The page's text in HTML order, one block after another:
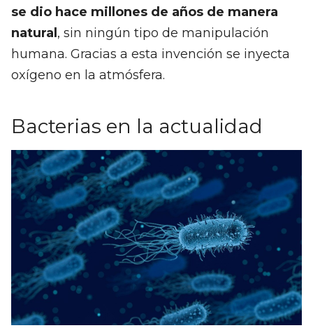
se dio hace millones de años de manera
natural , sin ningún tipo de manipulación
humana. Gracias a esta invención se inyecta
oxígeno en la atmósfera.
Bacterias en la actualidad